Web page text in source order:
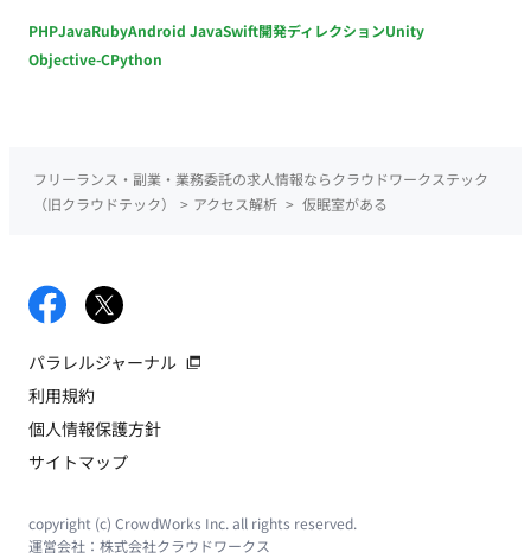
PHPJavaRubyAndroid JavaSwift開発ディレクションUnity
Objective-CPython
フリーランス・副業・業務委託の求人情報ならクラウドワークステック
（旧クラウドテック）
> アクセス解析 > 仮眠室がある
パラレルジャーナル
利用規約
個人情報保護方針
サイトマップ
copyright (c) CrowdWorks Inc. all rights reserved.
運営会社： 株式会社クラウドワークス